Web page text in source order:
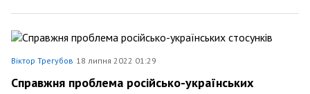
Віктор Трегубов 18 липня 2022 01:29
Справжня проблема російсько-українських